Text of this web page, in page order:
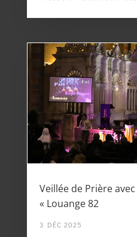
Veillée de Prière
« Louange 82
3 DÉC 2025